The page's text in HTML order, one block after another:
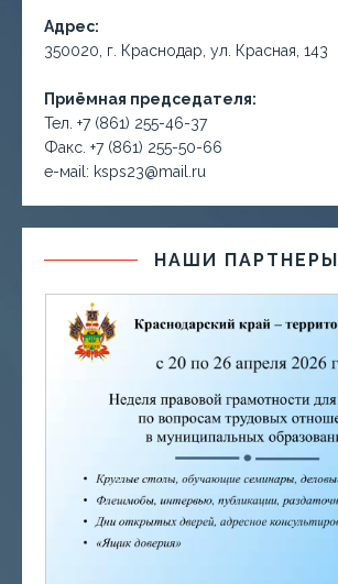
Адрес:
350020, г. Краснодар, ул. Красная, 143
Приёмная председателя:
Тел. +7 (861) 255-46-37
Факс. +7 (861) 255-50-66
е-маil: ksps23@mail.ru
НАШИ ПАРТНЕРЫ